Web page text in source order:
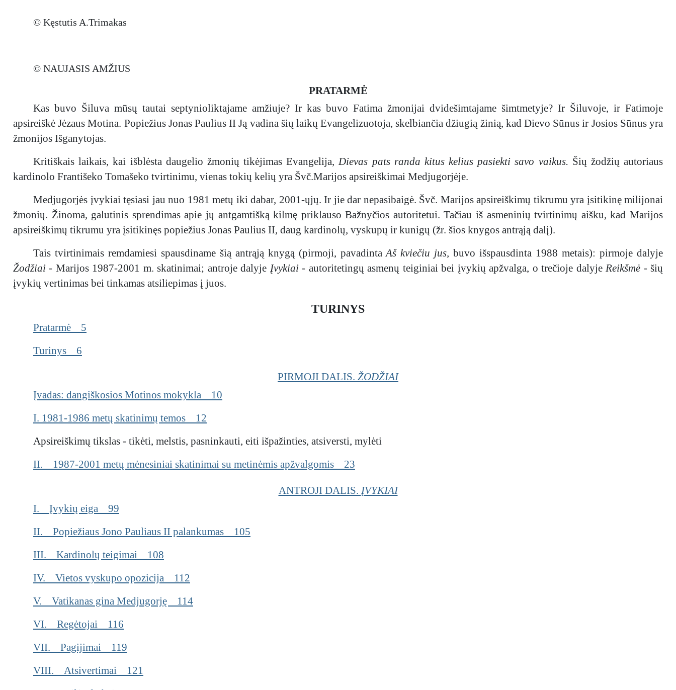
© Kęstutis A.Trimakas
© NAUJASIS AMŽIUS
PRATARMĖ
Kas buvo Šiluva mūsų tautai septynioliktajame amžiuje? Ir kas buvo Fatima žmonijai dvidešimtajame šimtmetyje? Ir Šiluvoje, ir Fatimoje
apsireiškė Jėzaus Motina. Popiežius Jonas Paulius II Ją vadina šių laikų Evangelizuotoja, skelbiančia džiugią žinią, kad Dievo Sūnus ir Josios Sūnus yra
žmonijos Išganytojas.
Kritiškais laikais, kai išblėsta daugelio žmonių tikėjimas Evangelija,Dievas pats randa kitus kelius pasiekti savo vaikus. Šių žodžių autoriaus
kardinolo Františeko Tomašeko tvirtinimu, vienas tokių kelių yra Švč.Marijos apsireiškimai Medjugorjėje.
Medjugorjės įvykiai tęsiasi jau nuo 1981 metų iki dabar, 2001-ųjų. Ir jie dar nepasibaigė. Švč. Marijos apsireiškimų tikrumu yra įsitikinę milijonai
žmonių. Žinoma, galutinis sprendimas apie jų antgamtišką kilmę priklauso Bažnyčios autoritetui. Tačiau iš asmeninių tvirtinimų aišku, kad Marijos
apsireiškimų tikrumu yra įsitikinęs popiežius Jonas Paulius II, daug kardinolų, vyskupų ir kunigų (žr. šios knygos antrąją dalį).
Tais tvirtinimais remdamiesi spausdiname šią antrąją knygą (pirmoji, pavadintaAš kviečiu jus, buvo išspausdinta 1988 metais): pirmoje dalyje
Žodžiai - Marijos 1987-2001 m. skatinimai; antroje dalyje Įvykiai - autoritetingų asmenų teiginiai bei įvykių apžvalga, o trečioje dalyjeReikšmė - šių
įvykių vertinimas bei tinkamas atsiliepimas į juos.
TURINYS
Pratarmė 5
Turinys 6
PIRMOJI DALIS. ŽODŽIAI
Įvadas: dangiškosios Motinos mokykla 10
I. 1981-1986 metų skatinimų temos 12
Apsireiškimų tikslas - tikėti, melstis, pasninkauti, eiti išpažinties, atsiversti, mylėti
II. 1987-2001 metų mėnesiniai skatinimai su metinėmis apžvalgomis 23
ANTROJI DALIS. ĮVYKIAI
I. Įvykių eiga 99
II. Popiežiaus Jono Pauliaus II palankumas 105
III. Kardinolų teigimai 108
IV. Vietos vyskupo opozicija 112
V. Vatikanas gina Medjugorję 114
VI. Regėtojai 116
VII. Pagijimai 119
VIII. Atsivertimai 121